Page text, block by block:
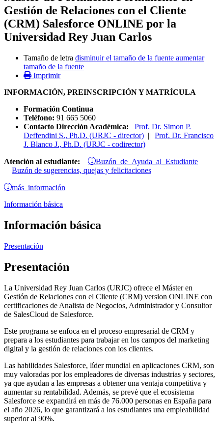
Gestión de Relaciones con el Cliente
(CRM) Salesforce ONLINE por la
Universidad Rey Juan Carlos
Tamaño de letra disminuir el tamaño de la fuente aumentar
tamaño de la fuente
Imprimir
INFORMACIÓN, PREINSCRIPCIÓN Y MATRÍCULA
Formación Continua
Teléfono: 91 665 5060
Contacto Dirección Académica: Prof. Dr. Simon P.
Deffendini S., Ph.D. (URJC - director) || Prof. Dr. Francisco
J. Blanco J., Ph.D. (URJC - codirector)
Atención al estudiante: Buzón de Ayuda al Estudiante
Buzón de sugerencias, quejas y felicitaciones
más información
Información básica
Información básica
Presentación
Presentación
La Universidad Rey Juan Carlos (URJC) ofrece el Máster en
Gestión de Relaciones con el Cliente (CRM) version ONLINE con
certificaciones de Analista de Negocios, Administrador y Consultor
de SalesCloud de Salesforce.
Este programa se enfoca en el proceso empresarial de CRM y
prepara a los estudiantes para trabajar en los campos del marketing
digital y la gestión de relaciones con los clientes.
Las habilidades Salesforce, líder mundial en aplicaciones CRM, son
muy valoradas por los empleadores de diversas industrias y sectores,
ya que ayudan a las empresas a obtener una ventaja competitiva y
aumentar su rentabilidad. Además, se prevé que el ecosistema
Salesforce se expandirá en más de 76.000 personas en España para
el año 2026, lo que garantizará a los estudiantes una empleabilidad
superior al 90%.